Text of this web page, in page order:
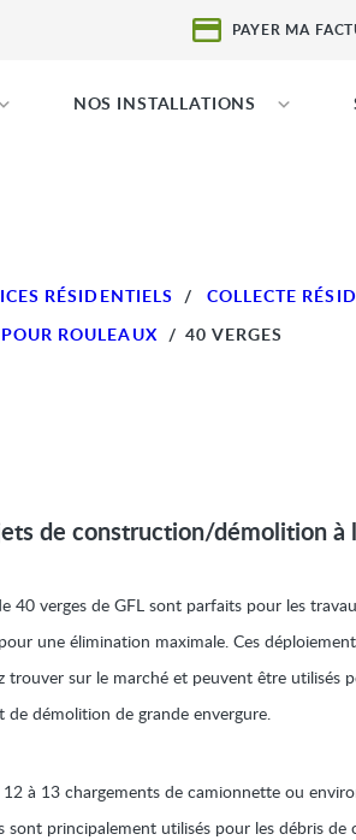
PAYER MA
NOS INSTALLATIONS
RÉSIDENTIELS / COLLECTE
ROULEAUX / 40 VERGES
de construction/démolition à
40 verges de GFL sont parfaits pour les
une élimination maximale. Ces
trouver sur le marché et peuvent être utilisés
démolition de grande envergure.
à 13 chargements de camionnette ou
sont principalement utilisés pour les débris